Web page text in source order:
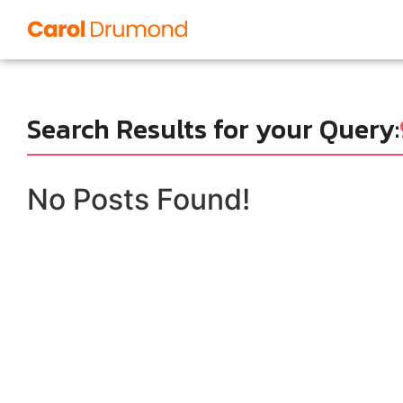
Search Results for your Query:
No Posts Found!